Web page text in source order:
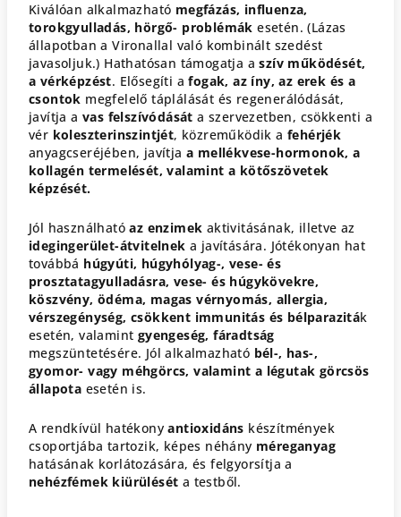
Kiválóan alkalmazható megfázás, influenza,
torokgyulladás, hörgő- problémákesetén. (Lázas
állapotban a Vironallal való kombinált szedést
javasoljuk.) Hathatósan támogatja aszív működését,
a vérképzést. Elősegíti afogak, az íny, az erek és a
csontok megfelelő táplálását és regenerálódását,
javítja a vas felszívódásáta szervezetben, csökkenti a
vér koleszterinszintjét, közreműködik afehérjék
anyagcseréjében, javítja a mellékvese-hormonok, a
kollagén termelését, valamint a kötőszövetek
képzését.
Jól használhatóaz enzimek aktivitásának, illetve az
idegingerület-átvitelnek a javítására. Jótékonyan hat
továbbá húgyúti, húgyhólyag-, vese- és
prosztatagyulladásra, vese- és húgykövekre,
köszvény, ödéma, magas vérnyomás, allergia,
vérszegénység, csökkent immunitás és bélparaziták
esetén, valamint gyengeség, fáradtság
megszüntetésére. Jól alkalmazható bél-, has-,
gyomor- vagy méhgörcs, valamint a légutak görcsös
állapota esetén is.
A rendkívül hatékonyantioxidáns készítmények
csoportjába tartozik, képes néhány méreganyag
hatásának korlátozására, és felgyorsítja a
nehézfémek kiürülését a testből.